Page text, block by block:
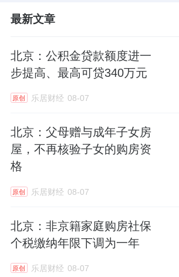
最新文章
北京：公积金贷款额度进一
步提高、最高可贷340万元
原创 乐居财经 08-07
北京：父母赠与成年子女房
屋，不再核验子女的购房资
格
原创 乐居财经 08-07
北京：非京籍家庭购房社保
个税缴纳年限下调为一年
原创 乐居财经 08-07